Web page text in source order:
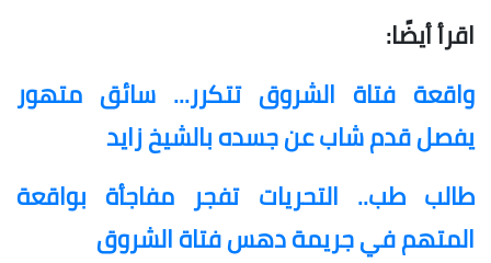
اقرأ أيضًا:
واقعة فتاة الشروق تتكرر... سائق متهور
يفصل قدم شاب عن جسده بالشيخ زايد
طالب طب.. التحريات تفجر مفاجأة بواقعة
المتهم في جريمة دهس فتاة الشروق